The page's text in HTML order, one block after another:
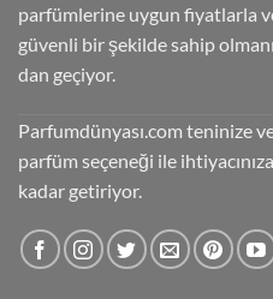
parfümlerine uygun fiyatlarla
güvenli bir şekilde sahip
dan geçiyor.
Parfumdünyası.com teninize
parfüm seçeneği ile
kadar getiriyor.